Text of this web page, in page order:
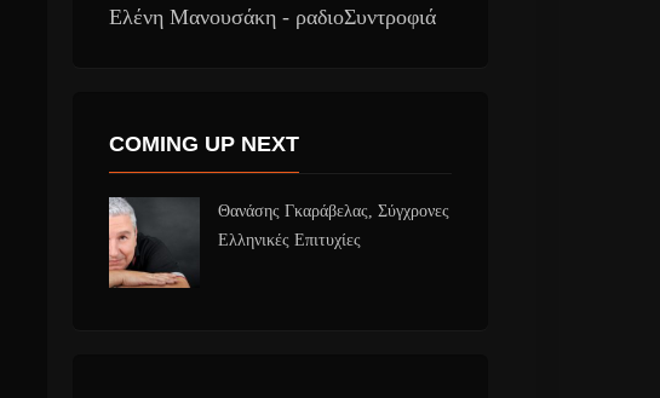
Ελένη Μανουσάκη - ραδιοΣυντροφιά
COMING UP NEXT
Θανάσης Γκαράβελας, Σύγχρονες
Ελληνικές Επιτυχίες